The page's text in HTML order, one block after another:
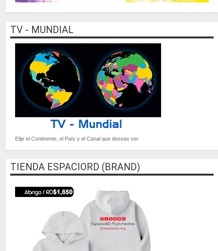
TV - MUNDIAL
Elije el Continente, el País y el Canal que deseas ver
TIENDA ESPACIORD (BRAND)